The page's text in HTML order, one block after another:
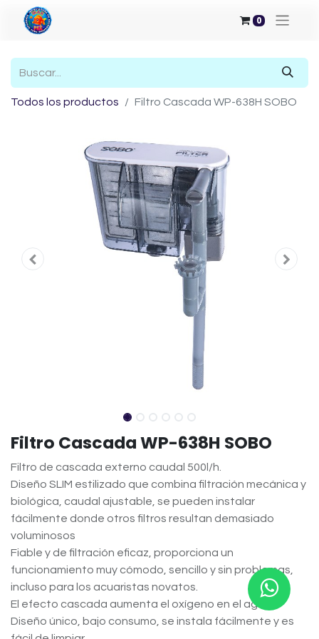
0
Todos los productos Filtro Cascada WP-638H SOBO
Filtro Cascada WP-638H SOBO
Filtro de cascada externo caudal 500l/h.
Diseño SLIM estilizado que combina filtración mecánica y
biológica, caudal ajustable, se pueden instalar
fácilmente donde otros filtros resultan demasiado
voluminosos
Fiable y de filtración eficaz, proporciona un
funcionamiento muy cómodo, sencillo y sin problemas,
incluso para los acuaristas novatos.
El efecto cascada aumenta el oxígeno en el agua.
Diseño único, bajo consumo, se instala fácilmente y es